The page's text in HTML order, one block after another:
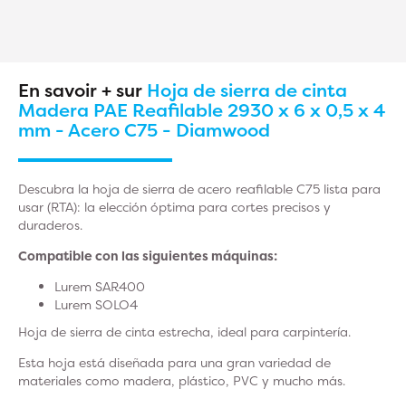
En savoir + sur Hoja de sierra de cinta
Madera PAE Reafilable 2930 x 6 x 0,5 x 4
mm - Acero C75 - Diamwood
Descubra la hoja de sierra de acero reafilable C75 lista para
usar (RTA): la elección óptima para cortes precisos y
duraderos.
Compatible con las siguientes máquinas:
Lurem SAR400
Lurem SOLO4
Hoja de sierra de cinta estrecha, ideal para carpintería.
Esta hoja está diseñada para una gran variedad de
materiales como madera, plástico, PVC y mucho más.